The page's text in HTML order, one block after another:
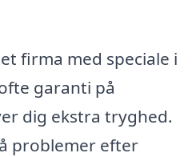
firma med speciale i
garanti på
dig ekstra tryghed.
problemer efter